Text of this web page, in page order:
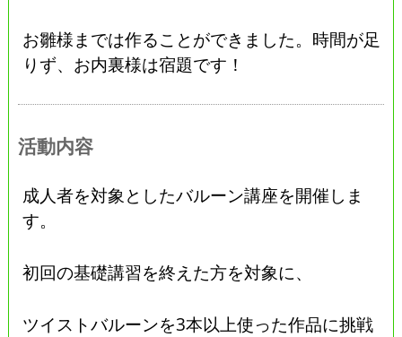
お雛様までは作ることができました。時間が足
りず、お内裏様は宿題です！
活動内容
成人者を対象としたバルーン講座を開催しま
す。
初回の基礎講習を終えた方を対象に、
ツイストバルーンを3本以上使った作品に挑戦